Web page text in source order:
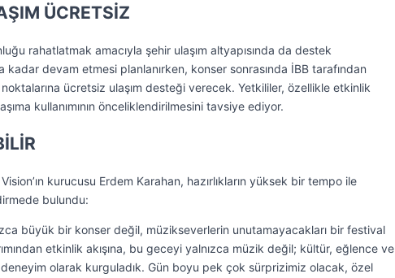
ÜCRETSİZ
rahatlatmak amacıyla şehir ulaşım altyapısında da destek
devam etmesi planlanırken, konser sonrasında İBB tarafından
ücretsiz ulaşım desteği verecek. Yetkililer, özellikle etkinlik
kullanımının önceliklendirilmesini tavsiye ediyor.
kurucusu Erdem Karahan, hazırlıkların yüksek bir tempo ile
bulundu:
büyük bir konser değil, müzikseverlerin unutamayacakları bir festival
etkinlik akışına, bu geceyi yalnızca müzik değil; kültür, eğlence ve
olarak kurguladık. Gün boyu pek çok sürprizimiz olacak, özel